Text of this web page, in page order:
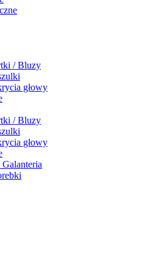
/ Bluzy
głowy
/ Bluzy
głowy